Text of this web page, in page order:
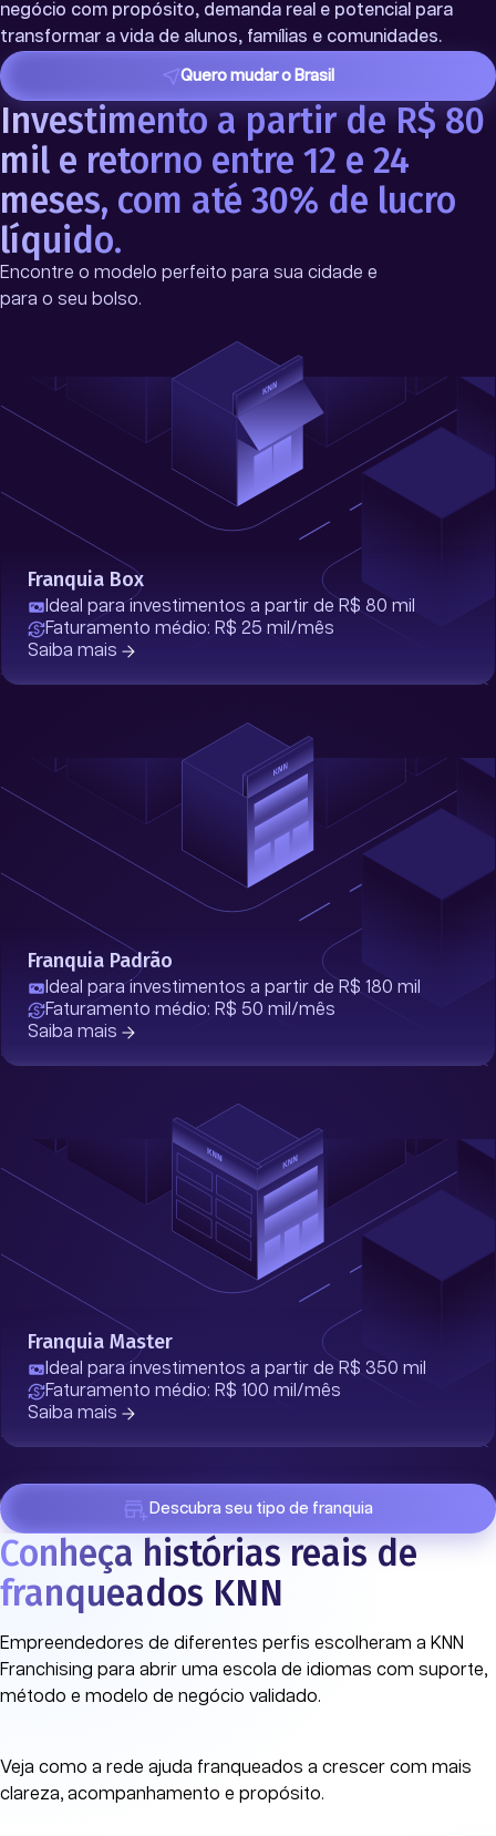
Quero mudar o Brasil
negócio com propósito, demanda real e potencial para
transformar a vida de alunos, famílias e comunidades.
Investimento a partir de R$ 80
mil e retorno entre 12 e 24
meses, com até 30% de lucro
líquido.
Encontre o modelo perfeito para sua cidade e
para o seu bolso.
Franquia Box
Ideal para investimentos a partir de R$ 80 mil
Faturamento médio: R$ 25 mil/mês
Saiba mais
Franquia Padrão
Ideal para investimentos a partir de R$ 180 mil
Faturamento médio: R$ 50 mil/mês
Saiba mais
Franquia Master
Ideal para investimentos a partir de R$ 350 mil
Faturamento médio: R$ 100 mil/mês
Saiba mais
Descubra seu tipo de franquia
Conheça histórias reais de
franqueados KNN
Empreendedores de diferentes perfis escolheram a KNN
Franchising para abrir uma escola de idiomas com suporte,
método e modelo de negócio validado.
Veja como a rede ajuda franqueados a crescer com mais
clareza, acompanhamento e propósito.